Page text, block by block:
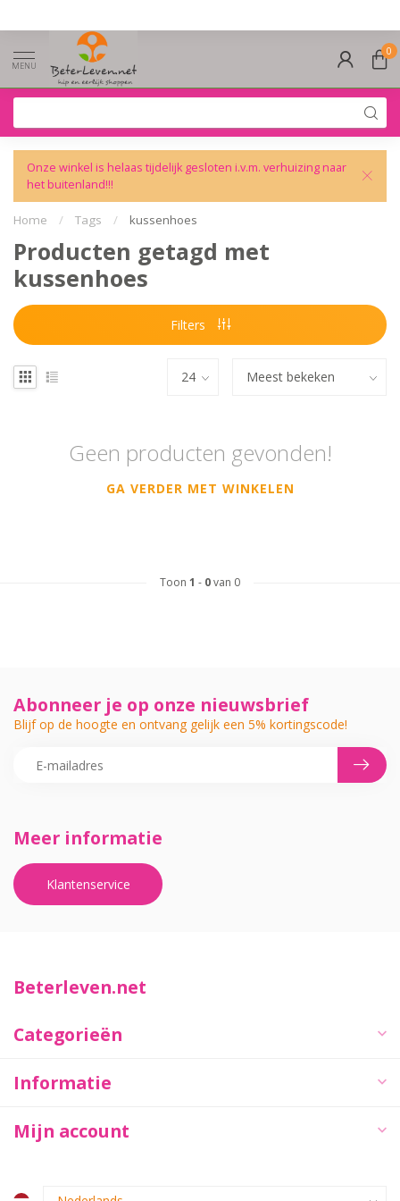
MENU
0
Onze winkel is helaas tijdelijk gesloten i.v.m. verhuizing naar
het buitenland!!!
Home / Tags / kussenhoes
Producten getagd met
kussenhoes
Filters
Geen producten gevonden!
GA VERDER MET WINKELEN
Toon 1 - 0van 0
Meer informatie
Klantenservice
Abonneer je op onze nieuwsbrief
Blijf op de hoogte en ontvang gelijk een 5% kortingscode!
Beterleven.net
Categorieën
Informatie
Mijn account